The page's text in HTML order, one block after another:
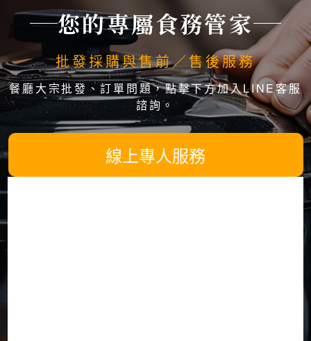
您的專屬食務管家
批發採購與售前／售後服務
餐廳大宗批發、訂單問題，點擊下方加入LINE客服
諮詢。
線上專人服務